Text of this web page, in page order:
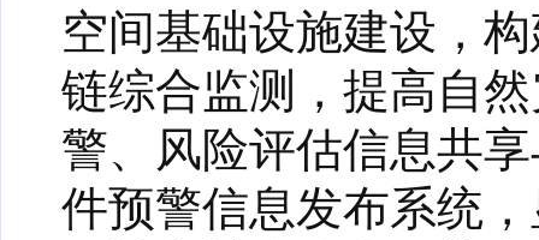
空间基础设施建设，
链综合监测，提高自
警、风险评估信息共
件预警信息发布系统